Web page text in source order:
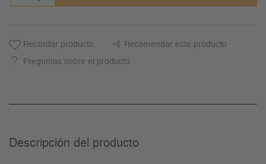
Recordar producto Recomendar este producto
Preguntas sobre el producto
Descripción del producto